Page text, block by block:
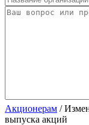
Акционерам /
выпуска акций